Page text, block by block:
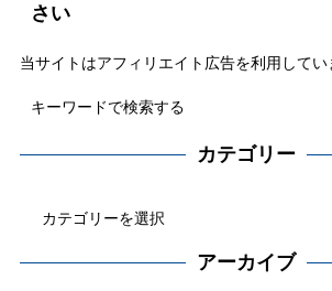
さい
当サイトはアフィリエイト広告を利用してい
カテゴリー
アーカイブ